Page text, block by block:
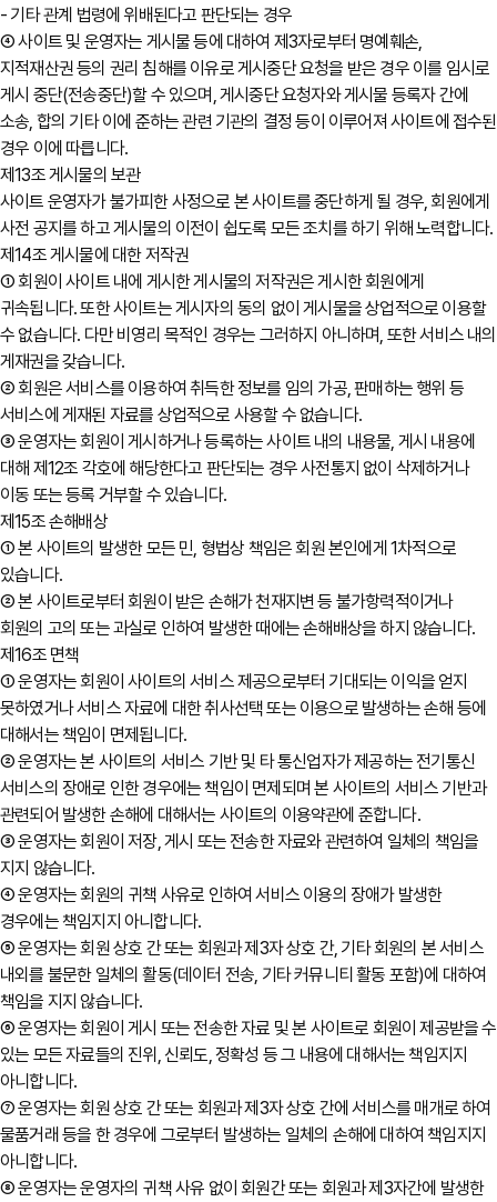
- 기타 관계 법령에 위배된다고 판단되는 경우
④ 사이트 및 운영자는 게시물 등에 대하여 제3자로부터 명예훼손,
지적재산권 등의 권리 침해를 이유로 게시중단 요청을 받은 경우 이를 임시로
게시 중단(전송중단)할 수 있으며, 게시중단 요청자와 게시물 등록자 간에
소송, 합의 기타 이에 준하는 관련 기관의 결정 등이 이루어져 사이트에 접수된
경우 이에 따릅니다.
제13조 게시물의 보관
사이트 운영자가 불가피한 사정으로 본 사이트를 중단하게 될 경우, 회원에게
사전 공지를 하고 게시물의 이전이 쉽도록 모든 조치를 하기 위해 노력합니다.
제14조 게시물에 대한 저작권
① 회원이 사이트 내에 게시한 게시물의 저작권은 게시한 회원에게
귀속됩니다. 또한 사이트는 게시자의 동의 없이 게시물을 상업적으로 이용할
수 없습니다. 다만 비영리 목적인 경우는 그러하지 아니하며, 또한 서비스 내의
게재권을 갖습니다.
② 회원은 서비스를 이용하여 취득한 정보를 임의 가공, 판매하는 행위 등
서비스에 게재된 자료를 상업적으로 사용할 수 없습니다.
③ 운영자는 회원이 게시하거나 등록하는 사이트 내의 내용물, 게시 내용에
대해 제12조 각호에 해당한다고 판단되는 경우 사전통지 없이 삭제하거나
이동 또는 등록 거부할 수 있습니다.
제15조 손해배상
① 본 사이트의 발생한 모든 민, 형법상 책임은 회원 본인에게 1차적으로
있습니다.
② 본 사이트로부터 회원이 받은 손해가 천재지변 등 불가항력적이거나
회원의 고의 또는 과실로 인하여 발생한 때에는 손해배상을 하지 않습니다.
제16조 면책
① 운영자는 회원이 사이트의 서비스 제공으로부터 기대되는 이익을 얻지
못하였거나 서비스 자료에 대한 취사선택 또는 이용으로 발생하는 손해 등에
대해서는 책임이 면제됩니다.
② 운영자는 본 사이트의 서비스 기반 및 타 통신업자가 제공하는 전기통신
서비스의 장애로 인한 경우에는 책임이 면제되며 본 사이트의 서비스 기반과
관련되어 발생한 손해에 대해서는 사이트의 이용약관에 준합니다.
③ 운영자는 회원이 저장, 게시 또는 전송한 자료와 관련하여 일체의 책임을
지지 않습니다.
④ 운영자는 회원의 귀책 사유로 인하여 서비스 이용의 장애가 발생한
경우에는 책임지지 아니합니다.
⑤ 운영자는 회원 상호 간 또는 회원과 제3자 상호 간, 기타 회원의 본 서비스
내외를 불문한 일체의 활동(데이터 전송, 기타 커뮤니티 활동 포함)에 대하여
책임을 지지 않습니다.
⑥ 운영자는 회원이 게시 또는 전송한 자료 및 본 사이트로 회원이 제공받을 수
있는 모든 자료들의 진위, 신뢰도, 정확성 등 그 내용에 대해서는 책임지지
아니합니다.
⑦ 운영자는 회원 상호 간 또는 회원과 제3자 상호 간에 서비스를 매개로 하여
물품거래 등을 한 경우에 그로부터 발생하는 일체의 손해에 대하여 책임지지
아니합니다.
⑧ 운영자는 운영자의 귀책 사유 없이 회원간 또는 회원과 제3자간에 발생한